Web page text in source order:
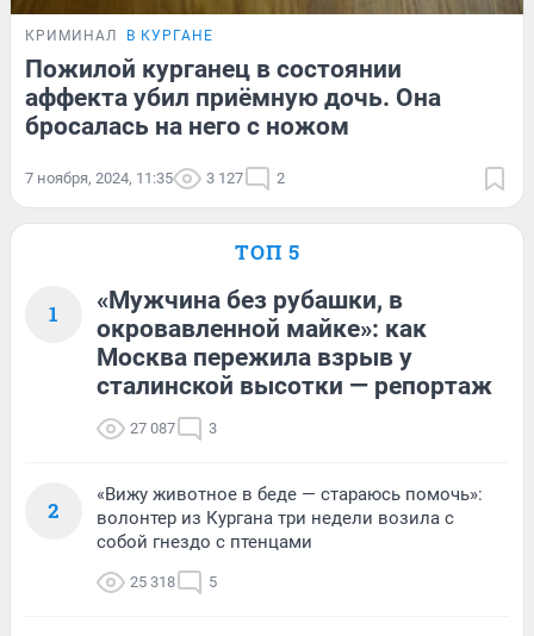
КРИМИНАЛ В КУРГАНЕ
Пожилой курганец в состоянии
аффекта убил приёмную дочь. Она
бросалась на него с ножом
7 ноября, 2024, 11:35 3 127 2
ТОП 5
1
«Мужчина без рубашки, в
окровавленной майке»: как
Москва пережила взрыв у
сталинской высотки — репортаж
27 087 3
2
«Вижу животное в беде — стараюсь помочь»:
волонтер из Кургана три недели возила с
собой гнездо с птенцами
25 318 5